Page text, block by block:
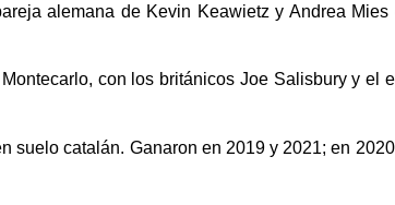
alemana de Kevin Keawietz y Andrea
con los británicos Joe Salisbury y el
suelo catalán. Ganaron en 2019 y 2021; en